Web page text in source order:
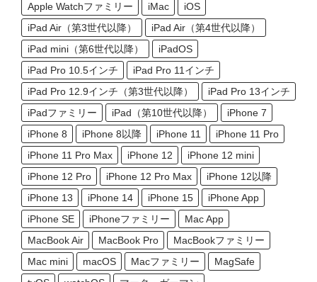
Apple Watchファミリー
iMac
iOS
iPad Air（第3世代以降）
iPad Air（第4世代以降）
iPad mini（第6世代以降）
iPadOS
iPad Pro 10.5インチ
iPad Pro 11インチ
iPad Pro 12.9インチ（第3世代以降）
iPad Pro 13インチ
iPadファミリー
iPad（第10世代以降）
iPhone 7
iPhone 8
iPhone 8以降 iPhone 11
iPhone 11 Pro
iPhone 11 Pro Max
iPhone 12
iPhone 12 mini
iPhone 12 Pro
iPhone 12 Pro Max
iPhone 12以降
iPhone 13
iPhone 14 iPhone 15
iPhone App
iPhone SE
iPhoneファミリー
Mac App
MacBook Air
MacBook Pro
MacBookファミリー
Mac mini
macOS Macファミリー
MagSafe